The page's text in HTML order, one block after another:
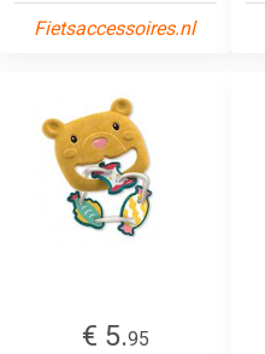
Fietsaccessoires.nl
€ 5.95